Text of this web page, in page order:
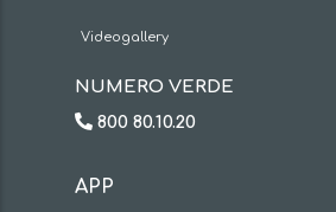
Videogallery
NUMERO VERDE
800 80.10.20
APP